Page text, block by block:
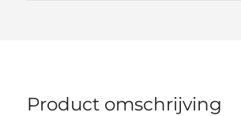
Product omschrijving